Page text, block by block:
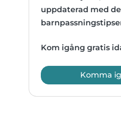
uppdaterad med
Kom igång gratis
Komma